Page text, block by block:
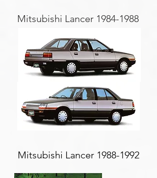
Mitsubishi Lancer 1984-1988
Mitsubishi Lancer 1988-1992